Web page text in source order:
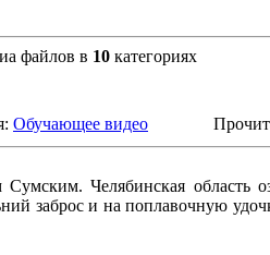
файлов в 10категориях
Обучающее видео
Челябинская область
заброс и на поплавочную